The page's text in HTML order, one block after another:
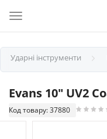
Ударні інструменти
Evans 10" UV2
Код товару: 37880